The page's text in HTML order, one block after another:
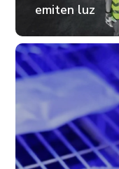
emiten luz